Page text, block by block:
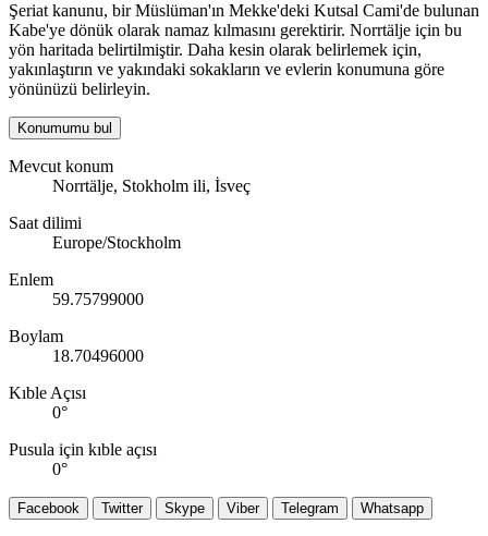
Şeriat kanunu, bir Müslüman'ın Mekke'deki Kutsal Cami'de bulunan
Kabe'ye dönük olarak namaz kılmasını gerektirir. Norrtälje için bu
yön haritada belirtilmiştir. Daha kesin olarak belirlemek için,
yakınlaştırın ve yakındaki sokakların ve evlerin konumuna göre
yönünüzü belirleyin.
Konumumu bul
Mevcut konum
Norrtälje, Stokholm ili, İsveç
Saat dilimi
Europe/Stockholm
Enlem
59.75799000
Boylam
18.70496000
Kıble Açısı
0°
Pusula için kıble açısı
0°
Facebook Twitter Skype Viber Telegram Whatsapp